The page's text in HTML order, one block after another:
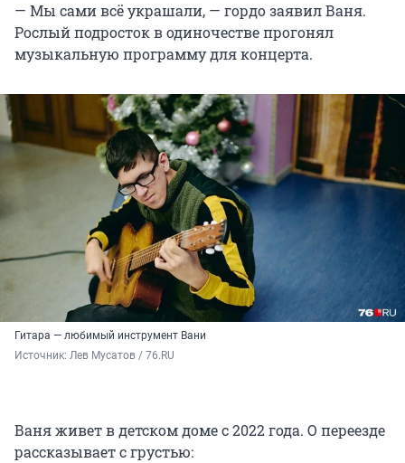
— Мы сами всё украшали, — гордо заявил Ваня.
Рослый подросток в одиночестве прогонял
музыкальную программу для концерта.
Гитара — любимый инструмент Вани
Источник: Лев Мусатов / 76.RU
Ваня живет в детском доме с 2022 года. О переезде
рассказывает с грустью: